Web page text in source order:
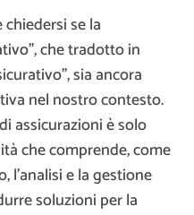
se la
che tradotto in
sia ancora
nel nostro contesto.
assicurazioni è solo
che comprende, come
l’analisi e la gestione
soluzioni per la